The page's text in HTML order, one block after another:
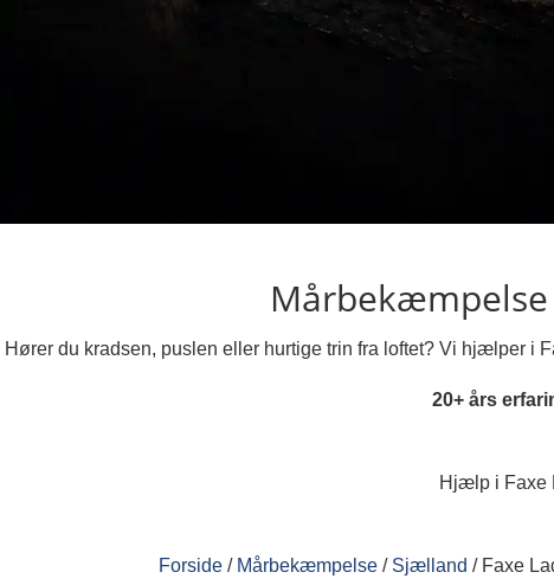
Mårbekæmpelse
Hører du kradsen, puslen eller hurtige trin fra loftet? Vi hjælper i
20+ års
Hjælp i Faxe
Forside / Mårbekæmpelse / Sjælland / Faxe